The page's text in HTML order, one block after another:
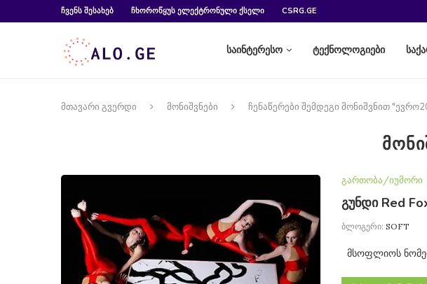
ᲩᲕᲔᲜᲡ ᲨᲔᲡᲐᲮᲔᲑ ᲩᲮᲝᲠᲝᲬᲧᲣᲡ ᲔᲚᲔᲥᲢᲠᲝᲜᲣᲚᲘ ᲥᲡᲔᲚᲘ CSRG.GE
საინტერესო ტექნოლოგიები
მთავარი გვერდი მონიშვნები ჩენაწერები შემდეგი მონიშვნით
გართობა/იუმორი
გუნდი Red
ბლოგერი: SOFT
მსოფლიოს